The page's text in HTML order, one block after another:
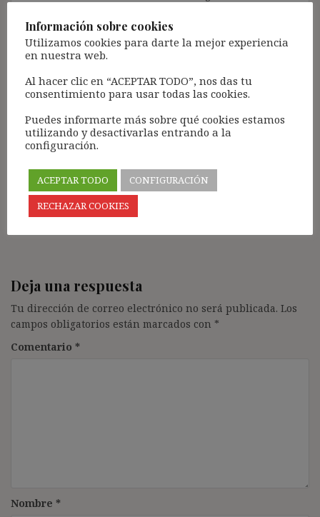
informar de manera de fehaciente a sus contratas,
no incluidas en dicho ámbito funcional, de la
existencia de dicha obligación cuando les solicitan
No se le puede exigir a las empresas que conozcan
clientes para comprobar si, pese a no pertenecer a
su ámbito de aplicación, contiene alguna cláusula
Saludos
Deja una respuesta
Tu dirección de correo electrónico no será publicada. Los
campos obligatorios están marcados con *
Comentario *
Nombre *
Información sobre cookies
Utilizamos cookies para darte la mejor experiencia
en nuestra web.
Al hacer clic en “ACEPTAR TODO”, nos das tu
consentimiento para usar todas las cookies.
Puedes informarte más sobre qué cookies estamos
utilizando y desactivarlas entrando a la
configuración.
ACEPTAR TODO
CONFIGURACIÓN
RECHAZAR COOKIES